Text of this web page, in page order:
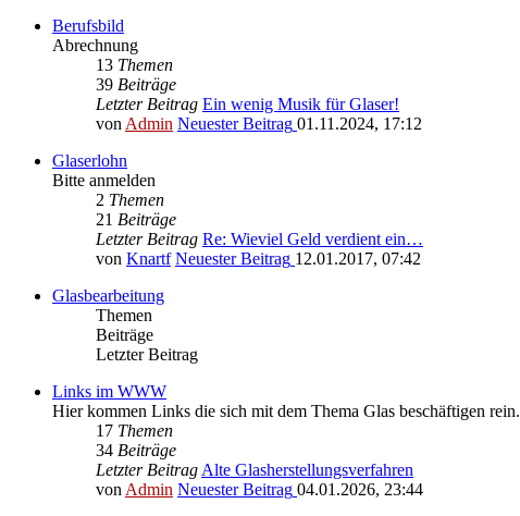
Berufsbild
Abrechnung
13 Themen
39 Beiträge
Letzter Beitrag Ein wenig Musik für Glaser!
vonAdmin Neuester Beitrag 01.11.2024, 17:12
Glaserlohn
Bitte anmelden
2 Themen
21 Beiträge
Letzter Beitrag Re: Wieviel Geld verdient ein…
von Knartf Neuester Beitrag 12.01.2017, 07:42
Glasbearbeitung
Themen
Beiträge
Letzter Beitrag
Links im WWW
Hier kommen Links die sich mit dem Thema Glas beschäftigen rein.
17 Themen
34 Beiträge
Letzter BeitragAlte Glasherstellungsverfahren
vonAdmin Neuester Beitrag 04.01.2026, 23:44